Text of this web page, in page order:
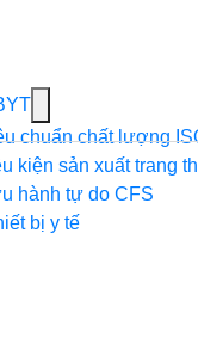
submenu
for
Dịch
vụ
chuẩn chất lượng
kiện sản xuất trang
hành tự do CFS
bị y tế